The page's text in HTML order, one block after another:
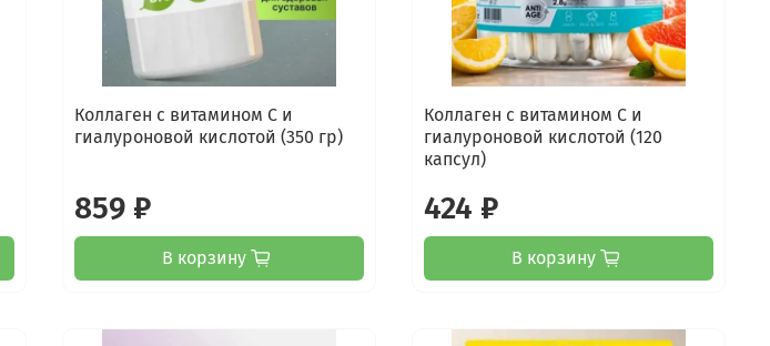
Коллаген с витамином С и
гиалуроновой кислотой (350 гр)
859 ₽
В корзину
Коллаген с витамином С и
гиалуроновой кислотой (120
капсул)
424 ₽
В корзину